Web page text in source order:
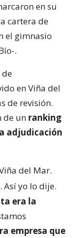
en su
cartera de
el gimnasio
.
de
en Viña del
de revisión.
de un ranking
adjudicación
del Mar.
. Así yo lo dije.
era la
empresa que